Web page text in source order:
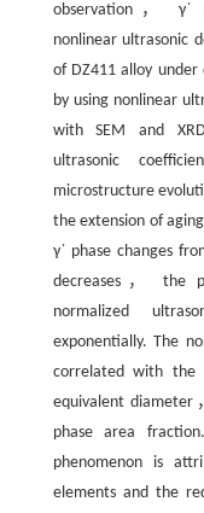
observation， γ΄
nonlinear ultrasonic
of DZ411 alloy
by using nonlinear
with SEM and
ultrasonic
microstructure
the extension of
γ΄ phase changes
decreases， the
normalized
exponentially. The
correlated with the
equivalent diameter
phase area
phenomenon is
elements and the